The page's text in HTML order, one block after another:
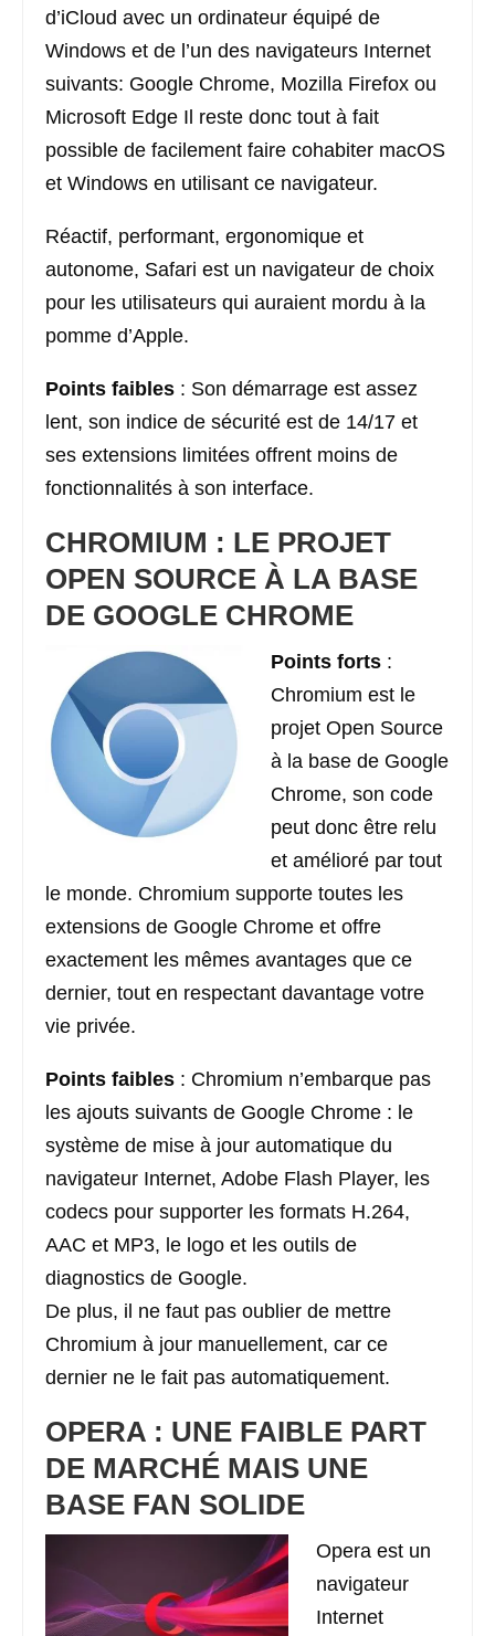
d’iCloud avec un ordinateur équipé de
Windows et de l’un des navigateurs Internet
suivants: Google Chrome, Mozilla Firefox ou
Microsoft Edge Il reste donc tout à fait
possible de facilement faire cohabiter macOS
et Windows en utilisant ce navigateur.
Réactif, performant, ergonomique et
autonome, Safari est un navigateur de choix
pour les utilisateurs qui auraient mordu à la
pomme d’Apple.
Points faibles : Son démarrage est assez
lent, son indice de sécurité est de 14/17 et
ses extensions limitées offrent moins de
fonctionnalités à son interface.
CHROMIUM : LE PROJET
OPEN SOURCE À LA BASE
DE GOOGLE CHROME
Points forts :
Chromium est le
projet Open Source
à la base de Google
Chrome, son code
peut donc être relu
et amélioré par tout
le monde. Chromium supporte toutes les
extensions de Google Chrome et offre
exactement les mêmes avantages que ce
dernier, tout en respectant davantage votre
vie privée.
Points faibles : Chromium n’embarque pas
les ajouts suivants de Google Chrome : le
système de mise à jour automatique du
navigateur Internet, Adobe Flash Player, les
codecs pour supporter les formats H.264,
AAC et MP3, le logo et les outils de
diagnostics de Google.
De plus, il ne faut pas oublier de mettre
Chromium à jour manuellement, car ce
dernier ne le fait pas automatiquement.
OPERA : UNE FAIBLE PART
DE MARCHÉ MAIS UNE
BASE FAN SOLIDE
Opera est un
navigateur
Internet